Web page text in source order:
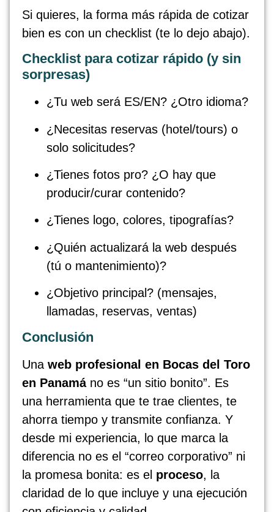
Si quieres, la forma más rápida de cotizar
bien es con un checklist (te lo dejo abajo).
Checklist para cotizar rápido (y sin
sorpresas)
¿Tu web será ES/EN? ¿Otro idioma?
¿Necesitas reservas (hotel/tours) o
solo solicitudes?
¿Tienes fotos pro? ¿O hay que
producir/curar contenido?
¿Tienes logo, colores, tipografías?
¿Quién actualizará la web después
(tú o mantenimiento)?
¿Objetivo principal? (mensajes,
llamadas, reservas, ventas)
Conclusión
Una web profesional en Bocas del Toro
en Panamáno es “un sitio bonito”. Es
una herramienta que te trae clientes, te
ahorra tiempo y transmite confianza. Y
desde mi experiencia, lo que marca la
diferencia no es el “correo corporativo” ni
la promesa bonita: es el proceso, la
claridad de lo que incluye y una ejecución